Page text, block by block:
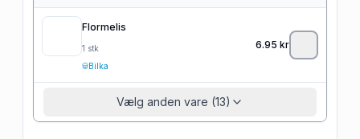
Flormelis
1 stk
Bilka
6.95 kr
Vælg anden vare (13)